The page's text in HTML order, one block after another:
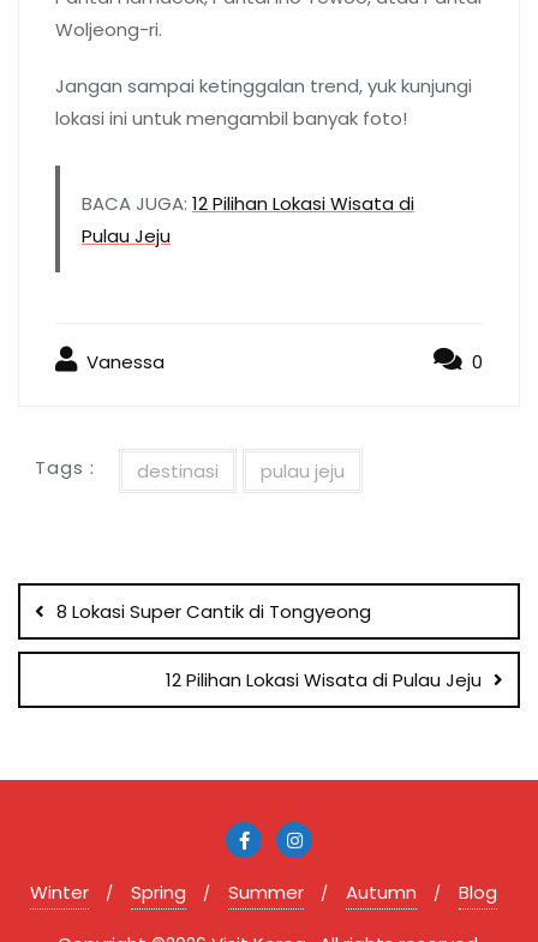
Woljeong-ri.
Jangan sampai ketinggalan trend, yuk kunjungi
lokasi ini untuk mengambil banyak foto!
BACA JUGA: 12 Pilihan Lokasi Wisata di
Pulau Jeju
Vanessa 0
Tags : destinasi pulau jeju
Post
navigation
8 Lokasi Super Cantik di Tongyeong
12 Pilihan Lokasi Wisata di Pulau Jeju
Winter Spring Summer Autumn Blog